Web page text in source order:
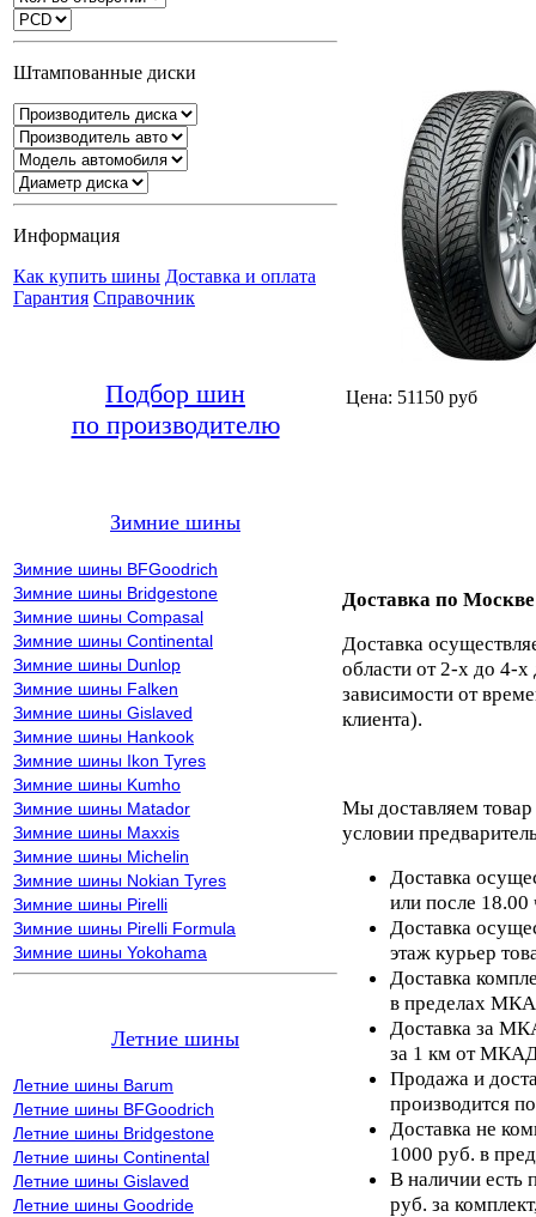
Штампованные диски
Информация
Как купить шины Доставка и оплата
Гарантия Справочник
Подбор шин
по производителю
Зимние шины
Зимние шины BFGoodrich
Зимние шины Bridgestone
Зимние шины Compasal
Зимние шины Continental
Зимние шины Dunlop
Зимние шины Falken
Зимние шины Gislaved
Зимние шины Hankook
Зимние шины Ikon Tyres
Зимние шины Kumho
Зимние шины Matador
Зимние шины Maxxis
Зимние шины Michelin
Зимние шины Nokian Tyres
Зимние шины Pirelli
Зимние шины Pirelli Formula
Зимние шины Yokohama
Летние шины
Летние шины Barum
Летние шины BFGoodrich
Летние шины Bridgestone
Летние шины Continental
Летние шины Gislaved
Летние шины Goodride
Цена: 51150 руб
Доставка по
Доставка
области от 2-х до 4-х
зависимости от
клиента).
Мы доставляем
условии
Доставка
или после 18.00
Доставка
этаж курьер
Доставка
в пределах
Доставка за
за 1 км от
Продажа и
производится
Доставка не
1000 руб. в
В наличии есть
руб. за